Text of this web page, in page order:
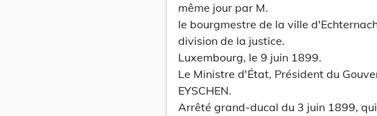
même jour par M.
le bourgmestre de la ville
division de la justice.
Luxembourg, le 9 juin 1899.
Le Ministre d'État, Président du
EYSCHEN.
Arrêté grand-ducal du 3 juin 1899,